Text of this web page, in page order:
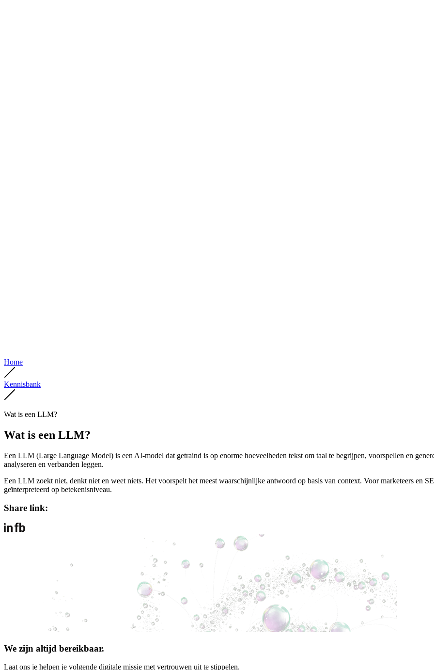
Home
Kennisbank
Wat is een LLM?
Wat is een LLM?
Een LLM (Large Language Model) is een AI-model dat getraind is op enorme hoeveelheden tekst om taal te begrijpen, voorspellen en
analyseren en verbanden leggen.
Een LLM zoekt niet, denkt niet en weet niets. Het voorspelt het meest waarschijnlijke antwoord op basis van context. Voor marketeers en
geïnterpreteerd op betekenisniveau.
Share link:
We zijn altijd bereikbaar.
Laat ons je helpen je volgende digitale missie met vertrouwen uit te stippelen.